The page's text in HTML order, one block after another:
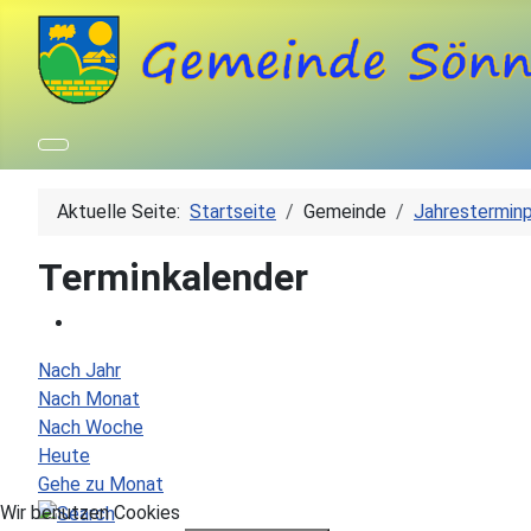
Aktuelle Seite: Startseite Gemeinde
Terminkalender
Nach Jahr
Nach Monat
Nach Woche
Heute
Gehe zu Monat
Wir benutzen Cookies